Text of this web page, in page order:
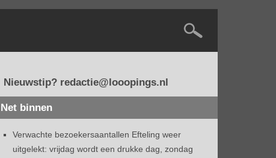
Nieuwstip? redactie@looopings.nl
Net binnen
Verwachte bezoekersaantallen Efteling weer
uitgelekt: vrijdag wordt een drukke dag, zondag